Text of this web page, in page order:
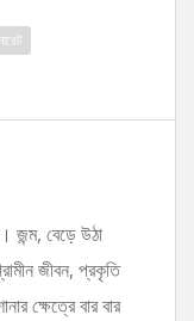
জন্ম, বেড়ে উঠা
জীবন, প্রকৃতি
ক্ষেত্রে বার বার